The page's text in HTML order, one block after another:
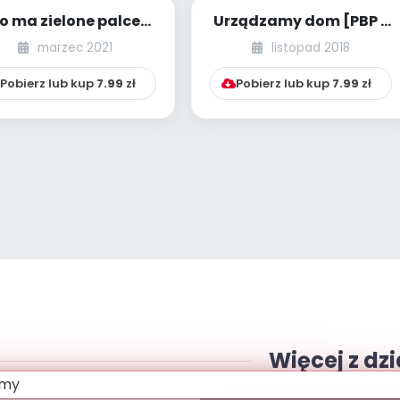
ma zielone palce?
- dzieci młodsze -
numer 3]...
marzec 2021
Pobierz lub kup 7.99 zł
Urządzamy dom [PBP -
dzieci młodsze - numer
4]
listopad 2018
Pobierz lub kup 7.99 zł
Więcej z
Przewodnik BLIŻEJ